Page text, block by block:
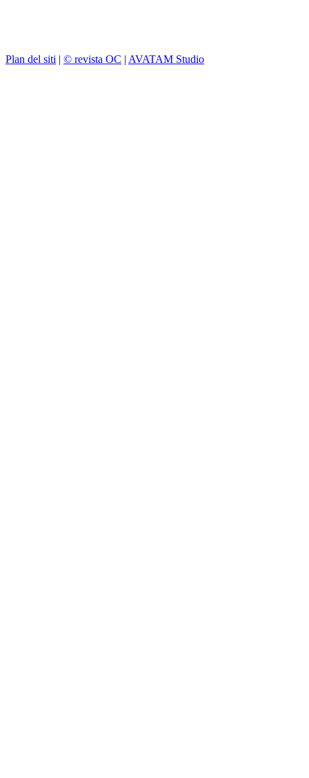
Plan del siti | © revista OC | AVATAM Studio